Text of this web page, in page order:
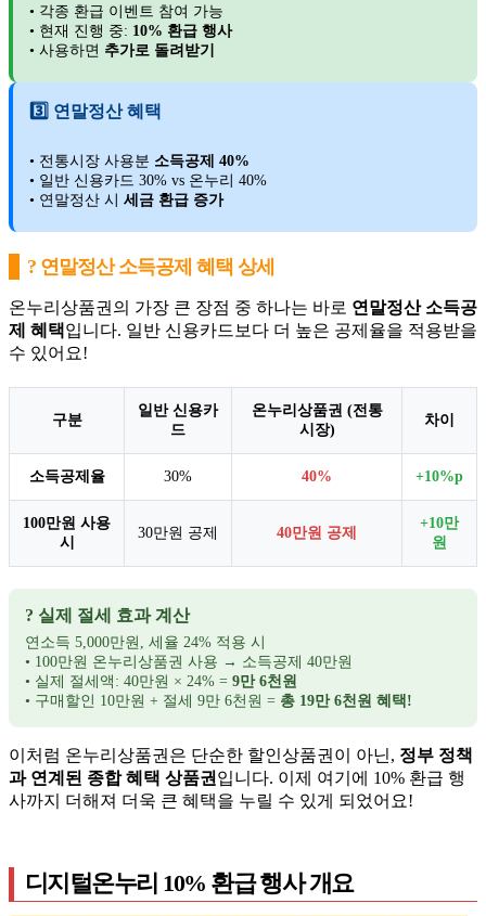
• 각종 환급 이벤트 참여 가능
• 현재 진행 중: 10% 환급 행사
• 사용하면 추가로 돌려받기
3️⃣ 연말정산 혜택
• 전통시장 사용분 소득공제 40%
• 일반 신용카드 30% vs 온누리 40%
• 연말정산 시 세금 환급 증가
? 연말정산 소득공제 혜택 상세
온누리상품권의 가장 큰 장점 중 하나는 바로 연말정산 소득공
제 혜택입니다. 일반 신용카드보다 더 높은 공제율을 적용받을
수 있어요!
구분
일반 신용카
드
온누리상품권 (전통
시장)
차이
소득공제율 30% 40% +10%p
100만원 사용
시
30만원 공제 40만원 공제
+10만
원
? 실제 절세 효과 계산
연소득 5,000만원, 세율 24% 적용 시
• 100만원 온누리상품권 사용 → 소득공제 40만원
• 실제 절세액: 40만원 × 24% = 9만 6천원
• 구매할인 10만원 + 절세 9만 6천원 = 총 19만 6천원 혜택!
이처럼 온누리상품권은 단순한 할인상품권이 아닌, 정부 정책
과 연계된 종합 혜택 상품권 입니다. 이제 여기에 10% 환급 행
사까지 더해져 더욱 큰 혜택을 누릴 수 있게 되었어요!
디지털온누리 10% 환급 행사 개요